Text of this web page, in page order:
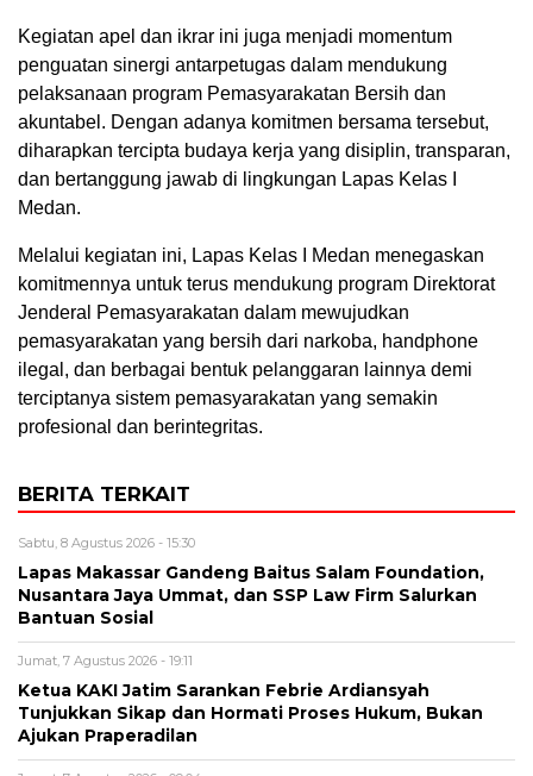
Kegiatan apel dan ikrar ini juga menjadi momentum
penguatan sinergi antarpetugas dalam mendukung
pelaksanaan program Pemasyarakatan Bersih dan
akuntabel. Dengan adanya komitmen bersama tersebut,
diharapkan tercipta budaya kerja yang disiplin, transparan,
dan bertanggung jawab di lingkungan Lapas Kelas I
Medan.
Melalui kegiatan ini, Lapas Kelas I Medan menegaskan
komitmennya untuk terus mendukung program Direktorat
Jenderal Pemasyarakatan dalam mewujudkan
pemasyarakatan yang bersih dari narkoba, handphone
ilegal, dan berbagai bentuk pelanggaran lainnya demi
terciptanya sistem pemasyarakatan yang semakin
profesional dan berintegritas.
BERITA TERKAIT
Sabtu, 8 Agustus 2026 - 15:30
Lapas Makassar Gandeng Baitus Salam Foundation,
Nusantara Jaya Ummat, dan SSP Law Firm Salurkan
Bantuan Sosial
Jumat, 7 Agustus 2026 - 19:11
Ketua KAKI Jatim Sarankan Febrie Ardiansyah
Tunjukkan Sikap dan Hormati Proses Hukum, Bukan
Ajukan Praperadilan